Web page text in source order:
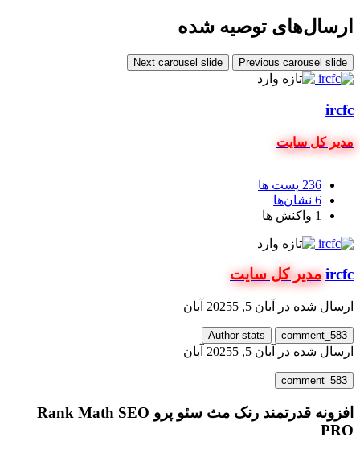
توصیه شده
Previous carousel slide
Next carousel slide
کل سایت
236 پست ها
نشان‌ها
واکنش ها
مدیر کل سایت
شده درآبان 5, 2025 5 آبان
comment_583
Author stats
شده درآبان 5, 2025 5 آبان
comment_583
افزونه قدرتمند رنک مث سئو پرو Rank Math SEO